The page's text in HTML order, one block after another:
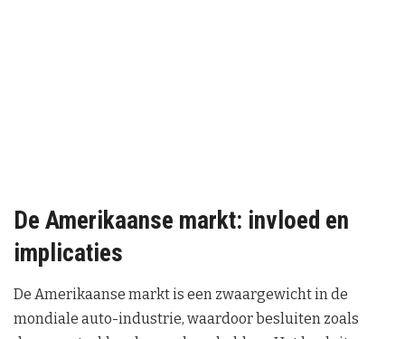
De Amerikaanse markt: invloed en
implicaties
De Amerikaanse markt is een zwaargewicht in de
mondiale auto-industrie, waardoor besluiten zoals